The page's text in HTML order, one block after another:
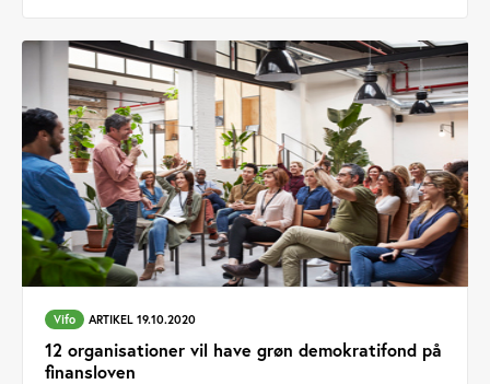
Vifo ARTIKEL 19.10.2020
12 organisationer vil have grøn demokratifond på
finansloven